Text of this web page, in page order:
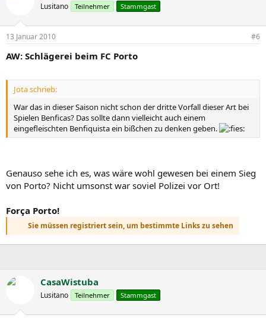
Lusitano Teilnehmer Stammgast
13 Januar 2010 #6
AW: Schlägerei beim FC Porto
Jota schrieb:
War das in dieser Saison nicht schon der dritte Vorfall dieser Art bei
Spielen Benficas? Das sollte dann vielleicht auch einem
eingefleischten Benfiquista ein bißchen zu denken geben.
Genauso sehe ich es, was wäre wohl gewesen bei einem Sieg
von Porto? Nicht umsonst war soviel Polizei vor Ort!
Força Porto!
Sie müssen registriert sein, um bestimmte Links zu sehen
CasaWistuba
Lusitano Teilnehmer Stammgast